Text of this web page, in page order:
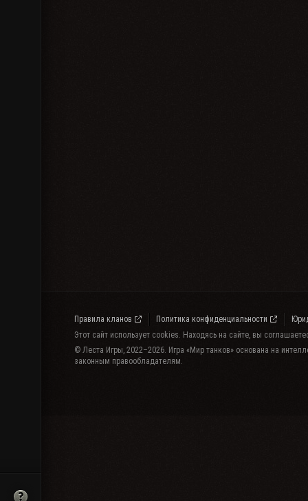
Правила кланов Политика конфиденциальности
Этот сайт использует cookies. Находясь на сайте, вы
© Леста Игры, 2022–2026. Игра «Мир танков» основана на
законным правообладателям.